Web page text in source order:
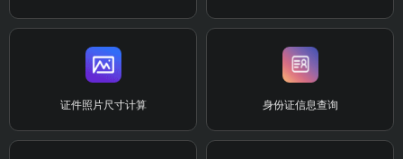
证件照片尺寸计算 身份证信息查询